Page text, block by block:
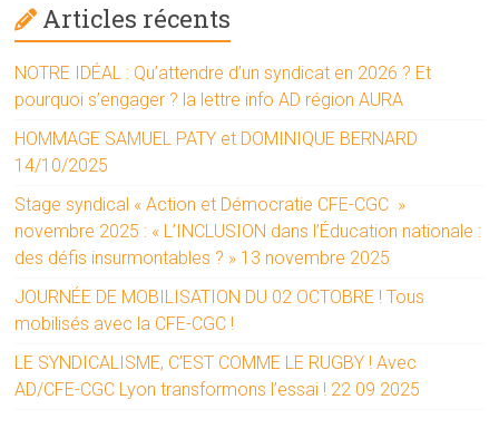
Articles récents
NOTRE IDÉAL : Qu’attendre d’un syndicat en 2026 ? Et
pourquoi s’engager ? la lettre info AD région AURA
HOMMAGE SAMUEL PATY et DOMINIQUE BERNARD
14/10/2025
Stage syndical « Action et Démocratie CFE-CGC »
novembre 2025 : « L’INCLUSION dans l’Éducation nationale :
des défis insurmontables ? » 13 novembre 2025
JOURNÉE DE MOBILISATION DU 02 OCTOBRE ! Tous
mobilisés avec la CFE-CGC !
LE SYNDICALISME, C’EST COMME LE RUGBY ! Avec
AD/CFE-CGC Lyon transformons l’essai ! 22 09 2025